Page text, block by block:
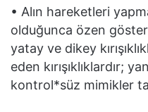
• Alın hareketleri
olduğunca özen
yatay ve dikey
eden kırışıklıklardır;
kontrol*süz mimikler